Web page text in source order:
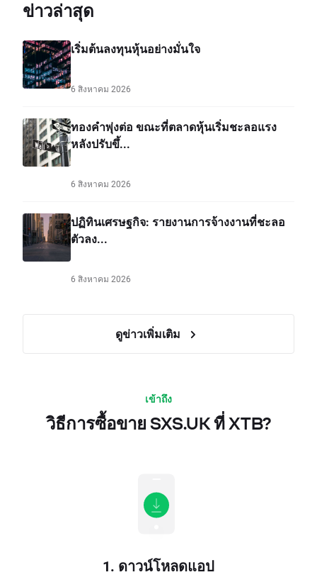
ข่าวล่าสุด
เริ่มต้นลงทุนหุ้นอย่างมั่นใจ
6 สิงหาคม 2026
ทองคำพุ่งต่อ ขณะที่ตลาดหุ้นเริ่มชะลอแรง
หลังปรับขึ้...
6 สิงหาคม 2026
ปฏิทินเศรษฐกิจ: รายงานการจ้างงานที่ชะลอ
ตัวลง...
6 สิงหาคม 2026
ดูข่าวเพิ่มเติม
เข้าถึง
วิธีการซื้อขาย SXS.UK ที่ XTB?
1. ดาวน์โหลดแอป